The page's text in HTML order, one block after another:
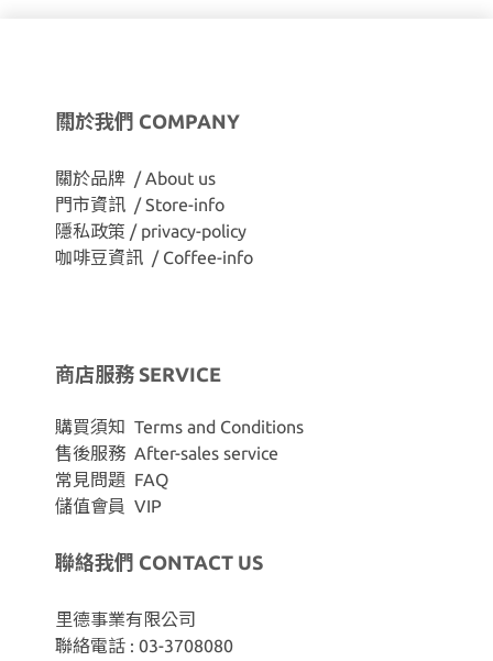
關於我們 COMPANY
關於品牌 / About us
門市資訊 / Store-info
隱私政策 / privacy-policy
咖啡豆資訊 / Coffee-info
商店服務 SERVICE
購買須知 Terms and Conditions
售後服務 After-sales service
常見問題 FAQ
儲值會員 VIP
聯絡我們 CONTACT US
里德事業有限公司
聯絡電話 : 03-3708080